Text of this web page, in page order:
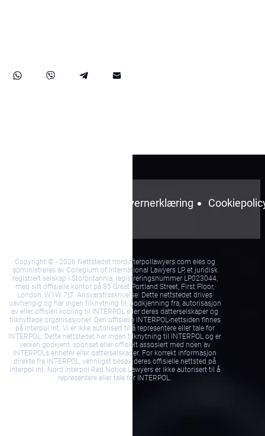
Personvernerklæring
Copyright © - 2026 Nettstedet nordinterpollawyers.com eies og
administreres av Collegium of International Lawyers LP, et juridisk
registrert selskap i Storbritannia, registreringsnummer LP023044,
med sitt offisielle kontor på 85 Great Portland Street, First Floor,
London, W1W 7LT. Ansvarsfraskrivelse: Dette nettstedet drives
uavhengig og har ingen tilknytning til, godkjenning fra, autorisasjon
av eller offisiell kobling til INTERPOL eller deres datterselskaper og
tilknyttede organisasjoner. Den offisielle INTERPOL-nettsiden finnes
på interpol.int. Vi er ikke autorisert til å representere eller tale for
INTERPOL. Dette nettstedet har ingen tilknytning til INTERPOL og er
verken godkjent, sponset eller offisielt assosiert med noen av
INTERPOLs enheter eller datterselskaper. For korrekt informasjon
direkte fra INTERPOL, vennligst besøk deres offisielle nettsted på
interpol.int. Nord Interpol Red Notice Lawyers er ikke autorisert til å
representere eller tale for INTERPOL.